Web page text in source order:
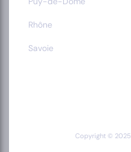
Rhône
Savoie
Copyright © 2025